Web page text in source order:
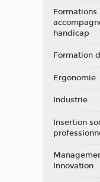
Formations
handicap
Formation
Ergonomie
Industrie
Insertion
Innovation